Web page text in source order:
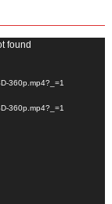
found
360p.mp4?_=1
360p.mp4?_=1